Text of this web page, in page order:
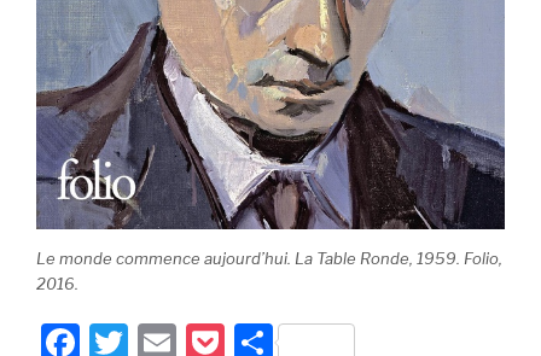
Le monde commence aujourd’hui. La Table Ronde, 1959. Folio,
2016.
F
T
E
P P